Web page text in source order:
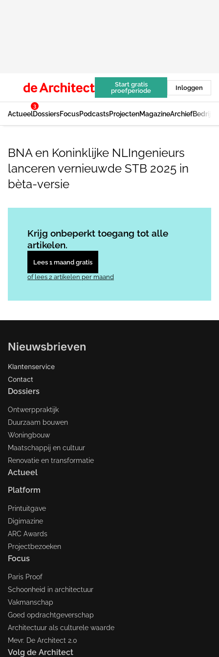
Start gratis
proefperiode
Inloggen
Actueel
3
DossiersFocusPodcastsProjectenMagazineArchief
BNA en Koninklijke NLIngenieurs
lanceren vernieuwde STB 2025 in
bèta-versie
Krijg onbeperkt toegang tot alle
artikelen.
Lees 1 maand gratis
of lees 2 artikelen per maand
Nieuwsbrieven
Klantenservice
Contact
Dossiers
Ontwerppraktijk
Duurzaam bouwen
Woningbouw
Maatschappij en cultuur
Renovatie en transformatie
Actueel
Platform
Printuitgave
Digimazine
ARC Awards
Projectbezoeken
Focus
Paris Proof
Schoonheid in architectuur
Vakmanschap
Goed opdrachtgeverschap
Architectuur als culturele waarde
Mevr. De Architect 2.0
Volg de Architect